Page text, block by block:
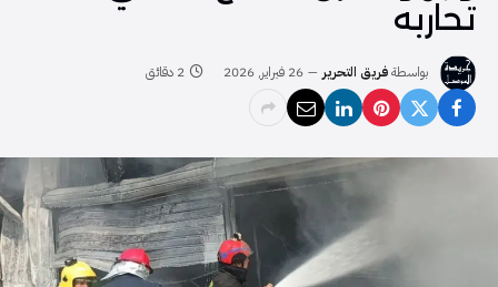
تحاربه
بواسطةفريق التحرير 26 فبراير, 2026 2 دقائق